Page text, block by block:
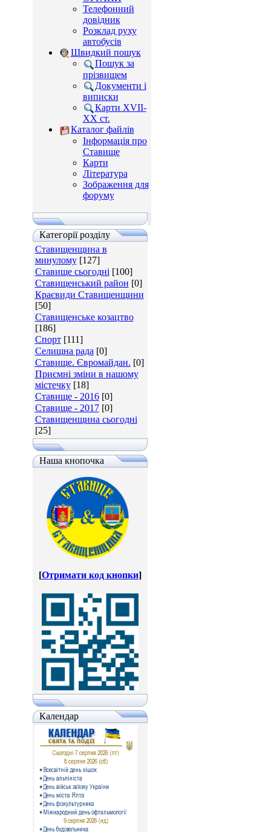
Телефонний
довідник
Розклад руху
автобусів
Швидкий пошук
Пошук за
прізвищем
Документи і
виписки
Карти XVII-
XX ст.
Каталог файлів
Інформація про
Ставище
Карти
Література
Зображення для
форуму
Категорії розділу
Ставищенщина в
минулому [127]
Ставище сьогодні [100]
Ставищенський район [0]
Краєвиди Ставищенщини
[50]
Ставищенське козацтво
[186]
Спорт [111]
Селищна рада [0]
Ставище. Євромайдан. [0]
Приємні зміни в нашому
містечку [18]
Ставище - 2016 [0]
Ставище - 2017 [0]
Ставищенщина сьогодні
[25]
Наша кнопочка
[Отримати код кнопки]
Календар